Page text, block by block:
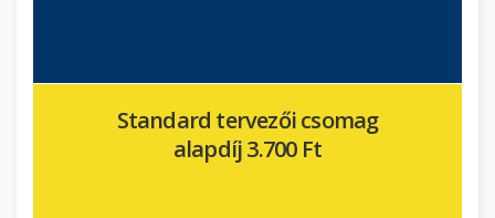
Standard tervezői csomag
alapdíj 3.700 Ft